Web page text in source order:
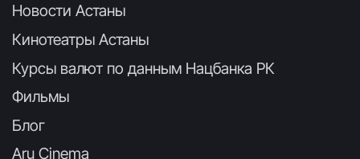
Новости Астаны
Кинотеатры Астаны
Курсы валют по данным Нацбанка РК
Фильмы
Блог
Aru Cinema